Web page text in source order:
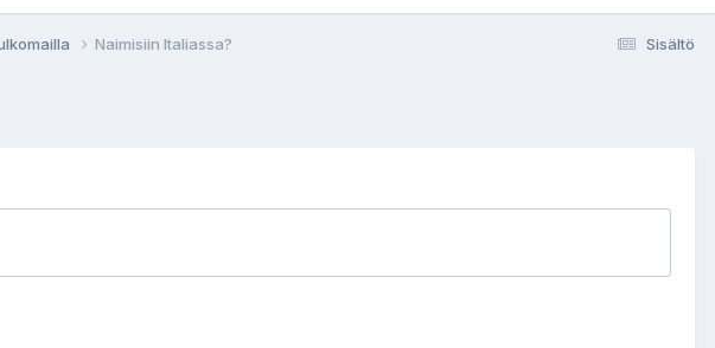
Sisältö
Naimisiin Italiassa?